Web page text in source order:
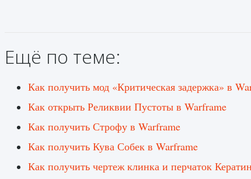
Ещё по теме:
Как получить мод «Критическая задержка» в
Как открыть Реликвии Пустоты в Warframe
Как получить Строфу в Warframe
Как получить Кува Собек в Warframe
Как получить чертеж клинка и перчаток